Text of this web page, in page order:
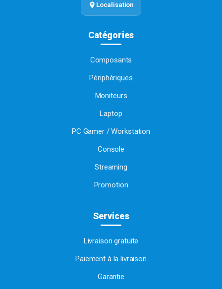
Localisation
Catégories
Composants
Périphériques
Moniteurs
Laptop
PC Gamer / Workstation
Console
Streaming
Promotion
Services
Livraison gratuite
Paiement à la livraison
Garantie